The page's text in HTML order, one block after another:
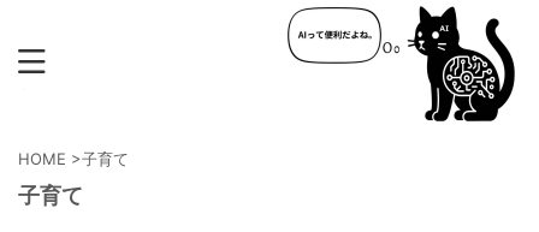
HOME >子育て
子育て